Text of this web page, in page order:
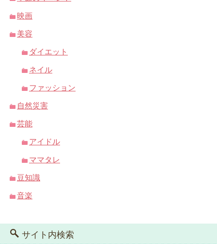
映画
美容
ダイエット
ネイル
ファッション
自然災害
芸能
アイドル
ママタレ
豆知識
音楽
サイト内検索